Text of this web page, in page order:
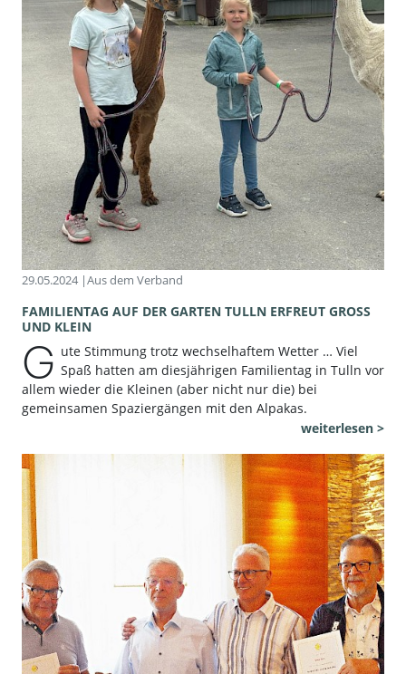
29.05.2024 |Aus dem Verband
FAMILIENTAG AUF DER GARTEN TULLN ERFREUT GROSS U
ND KLEIN
G ute Stimmung trotz wechselhaftem Wetter … Viel
Spaß hatten am diesjährigen Familientag in Tulln vor
allem wieder die Kleinen (aber nicht nur die) bei
gemeinsamen Spaziergängen mit den Alpakas.
weiterlesen >